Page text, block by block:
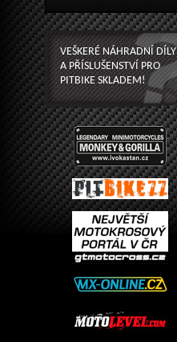
VEŠKERÉ NÁHRADNÍ DÍLY
A PŘÍSLUŠENSTVÍ PRO
PITBIKE SKLADEM!